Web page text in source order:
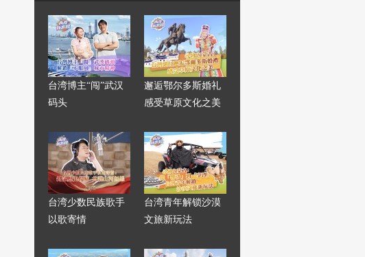
台湾博主“闯”武汉
码头
邂逅鄂尔多斯婚礼
感受草原文化之美
台湾少数民族歌手
以歌寄情
台湾青年解锁沙漠
文旅新玩法